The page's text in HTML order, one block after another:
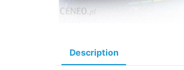
Description